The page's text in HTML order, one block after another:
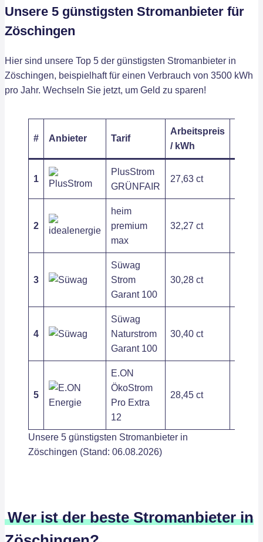
Unsere 5 günstigsten Stromanbieter für
Zöschingen
Hier sind unsere Top 5 der günstigsten Stromanbieter in
Zöschingen, beispielhaft für einen Verbrauch von 3500 kWh
pro Jahr. Wechseln Sie jetzt, um Geld zu sparen!
# Anbieter Tarif
Arbeitspreis
/ kWh
1
PlusStrom
GRÜNFAIR
27,63 ct
2
heim
premium
max
32,27 ct
3
Süwag
Strom
Garant 100
30,28 ct
4
Süwag
Naturstrom
Garant 100
30,40 ct
5
E.ON
ÖkoStrom
Pro Extra
12
28,45 ct
Unsere 5 günstigsten Stromanbieter in
Zöschingen (Stand: 06.08.2026)
Wer ist der beste Stromanbieter in